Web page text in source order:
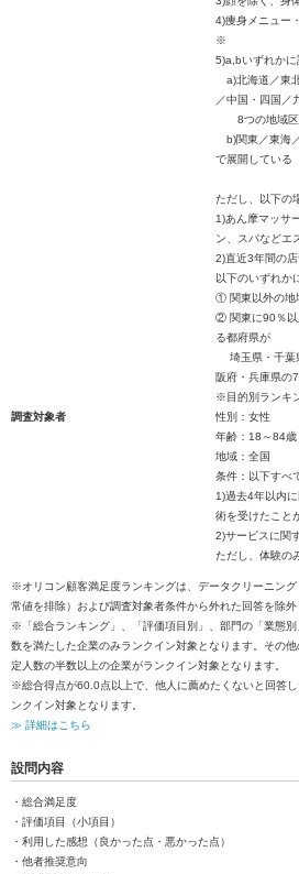
4)痩身メニュー
※
5)a,bいずれかに
a)北海道／東
／中国・四国／
8つの地域区
b)関東／東海
で展開している
ただし、以下の
1)あん摩マッサ
ン、スパなどエ
2)直近3年間の店
以下のいずれか
① 関東以外の地
② 関東に90％以
る都府県が
埼玉県・千葉
阪府・兵庫県の
※目的別ランキ
調査対象者
性別：女性
年齢：18～84歳
地域：全国
条件：以下すべ
1)過去4年以内
術を受けたこと
2)サービスに関
ただし、体験の
※オリコン顧客満足度ランキングは、データクリーニン
常値を排除）および調査対象者条件から外れた回答を除外
※「総合ランキング」、「評価項目別」、部門の「業態
数を満たした企業のみランクイン対象となります。その
定人数の半数以上の企業がランクイン対象となります。
※総合得点が60.0点以上で、他人に薦めたくないと回答
ンクイン対象となります。
≫ 詳細はこちら
設問内容
・総合満足度
・評価項目（小項目）
・利用した感想（良かった点・悪かった点）
・他者推奨意向